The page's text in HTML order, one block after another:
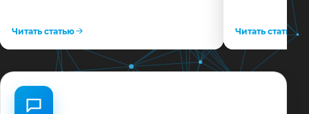
Читать статью Читать статью